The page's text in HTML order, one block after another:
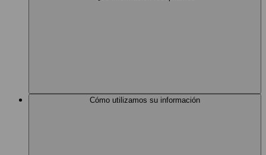
Cómo utilizamos su información